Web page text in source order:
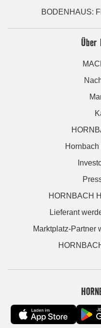
BODENHAUS:
Über
HORNBACH
Lieferant
Marktplatz-Partner